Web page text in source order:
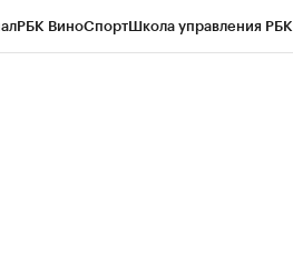
РБК ВиноСпортШкола управления РБК